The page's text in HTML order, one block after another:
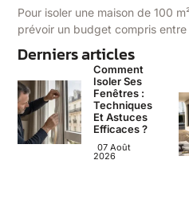
Pour isoler une maison de 100
prévoir un budget compris
Derniers articles
Comment
Isoler Ses
Fenêtres :
Techniques
Et Astuces
Efficaces ?
07 Août
2026